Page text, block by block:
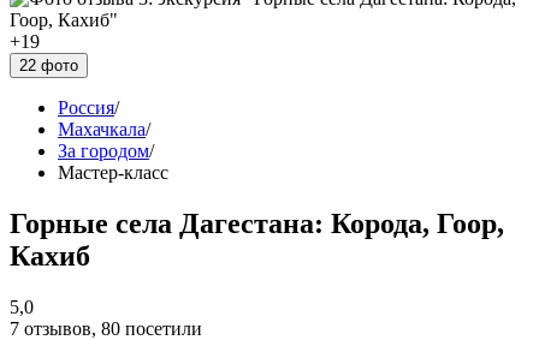
+19
22 фото
Россия/
Махачкала/
За городом/
Мастер-класс
Горные села Дагестана: Корода, Гоор,
Кахиб
5,0
7 отзывов, 80 посетили